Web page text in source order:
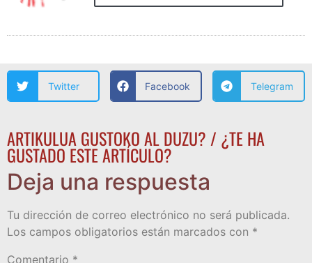
Twitter Facebook Telegram
ARTIKULUA GUSTOKO AL DUZU? / ¿TE HA
GUSTADO ESTE ARTÍCULO?
Deja una respuesta
Tu dirección de correo electrónico no será publicada.
Los campos obligatorios están marcados con *
Comentario *